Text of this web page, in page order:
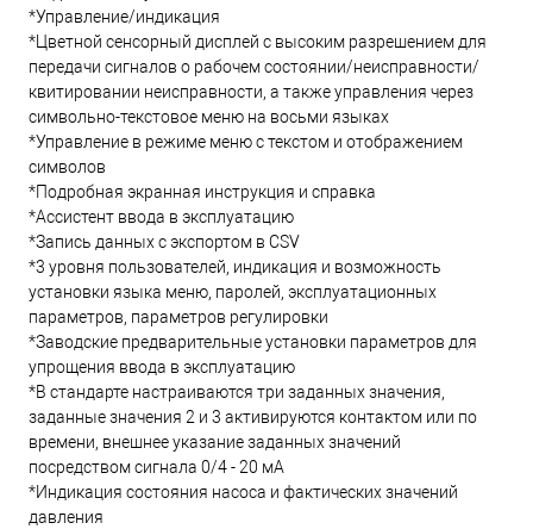
*Управление/индикация
*Цветной сенсорный дисплей с высоким разрешением для
передачи сигналов о рабочем состоянии/неисправности/
квитировании неисправности, а также управления через
символьно-текстовое меню на восьми языках
*Управление в режиме меню с текстом и отображением
символов
*Подробная экранная инструкция и справка
*Ассистент ввода в эксплуатацию
*Запись данных с экспортом в CSV
*3 уровня пользователей, индикация и возможность
установки языка меню, паролей, эксплуатационных
параметров, параметров регулировки
*Заводские предварительные установки параметров для
упрощения ввода в эксплуатацию
*В стандарте настраиваются три заданных значения,
заданные значения 2 и 3 активируются контактом или по
времени, внешнее указание заданных значений
посредством сигнала 0/4 - 20 мА
*Индикация состояния насоса и фактических значений
давления